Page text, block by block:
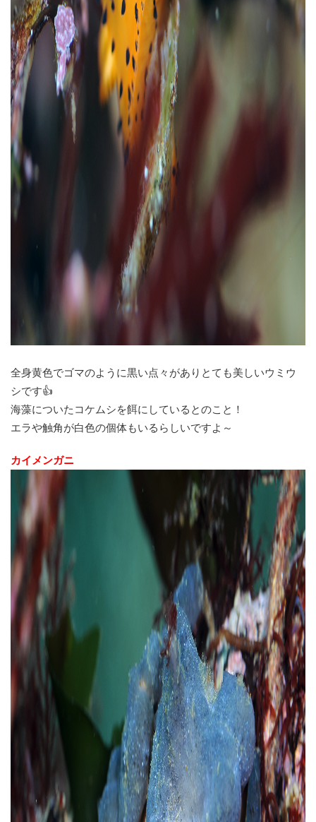
全身黄色でゴマのように黒い点々がありとても美しいウミウ
シです👍
海藻についたコケムシを餌にしているとのこと！
エラや触角が白色の個体もいるらしいですよ～
カイメンガニ